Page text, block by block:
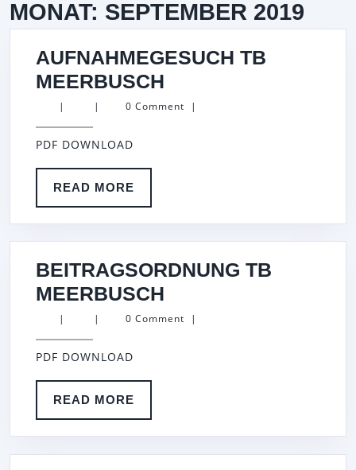
MONAT: SEPTEMBER 2019
AUFNAHMEGESUCH TB
MEERBUSCH
TB
| | 0 Comment |
PDF DOWNLOAD
READ MORE
MORE
BEITRAGSORDNUNG TB
MEERBUSCH
TB
| | 0 Comment |
PDF DOWNLOAD
READ MORE
MORE